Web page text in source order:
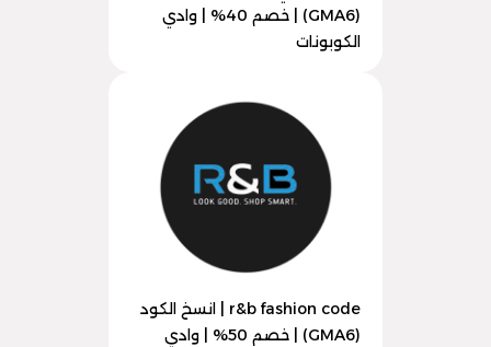
(GMA6) | خصم 40% | وادي
الكوبونات
r&b fashion code | انسخ الكود
(GMA6) | خصم 50% | وادي